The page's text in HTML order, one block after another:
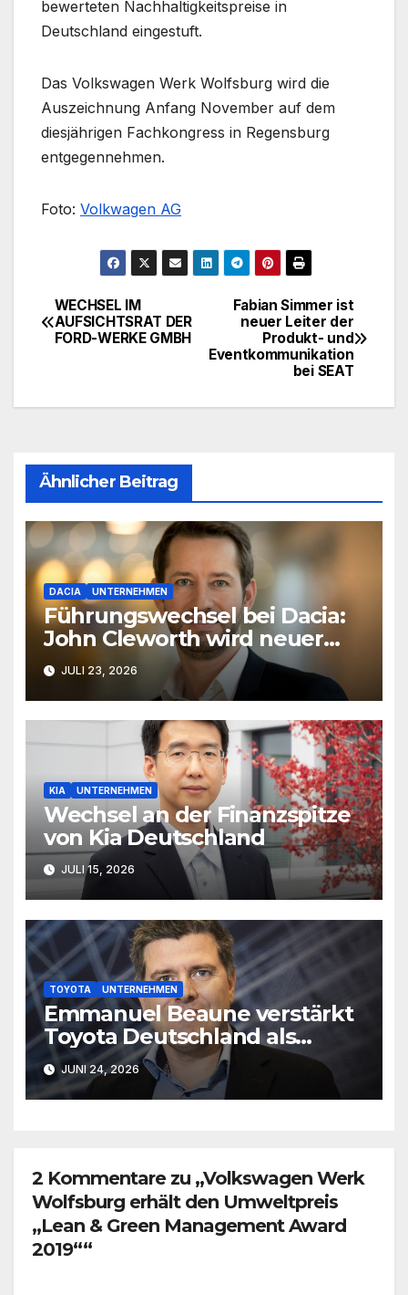
bewerteten Nachhaltigkeitspreise in
Deutschland eingestuft.
Das Volkswagen Werk Wolfsburg wird die
Auszeichnung Anfang November auf dem
diesjährigen Fachkongress in Regensburg
entgegennehmen.
Foto: Volkwagen AG
Beitragsnavigation
Fabian Simmer ist
neuer Leiter der
Produkt- und
Eventkommunikation
bei SEAT
WECHSEL IM
AUFSICHTSRAT DER
FORD-WERKE GMBH
Ähnlicher Beitrag
DACIA UNTERNEHMEN
Führungswechsel bei Dacia:
John Cleworth wird neuer
Produktchef
JULI 23, 2026
KIA UNTERNEHMEN
Wechsel an der Finanzspitze
von Kia Deutschland
JULI 15, 2026
TOYOTA UNTERNEHMEN
Emmanuel Beaune verstärkt
Toyota Deutschland als
Marketingleiter
JUNI 24, 2026
2 Kommentare zu „Volkswagen Werk
Wolfsburg erhält den Umweltpreis
„Lean & Green Management Award
2019““